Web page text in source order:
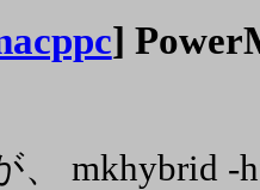
]
、 mkhybrid -